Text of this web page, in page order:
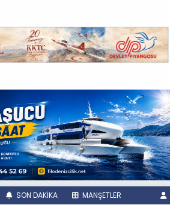
SON DAKİKA MANŞETLER